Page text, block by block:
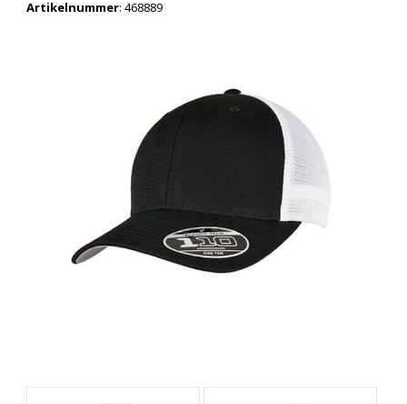
Artikelnummer: 468889